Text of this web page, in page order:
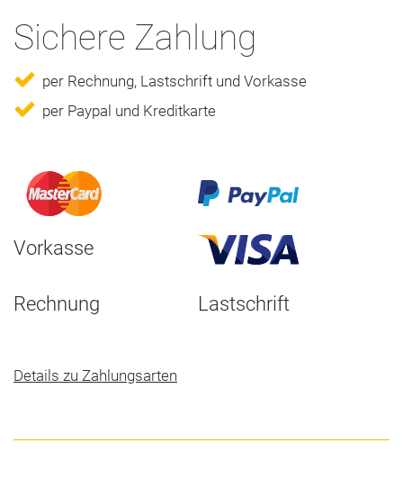
Sichere Zahlung
per Rechnung, Lastschrift und Vorkasse
per Paypal und Kreditkarte
Vorkasse
Rechnung Lastschrift
Details zu Zahlungsarten